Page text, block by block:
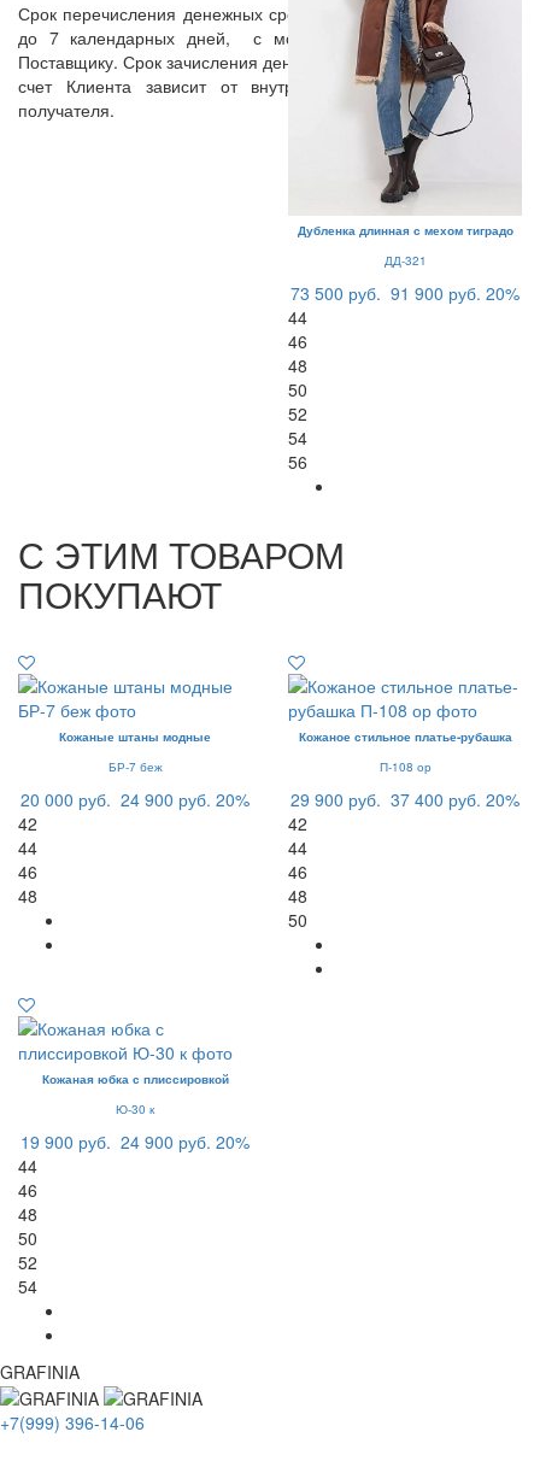
Срок перечисления денежных средств осуществляется в срок
до 7 календарных дней, с момента поступления товара
Поставщику. Срок зачисления денежных средств на расчетный
счет Клиента зависит от внутреннего регламента банка-
получателя.
Дубленка длинная с мехом тиградо
ДД-321
73 500 руб. 91 900 руб. 20%
44
46
48
50
52
54
56
С ЭТИМ ТОВАРОМ
ПОКУПАЮТ
Кожаные штаны модные
БР-7 беж
20 000 руб. 24 900 руб. 20%
42
44
46
48
Кожаное стильное платье-рубашка
П-108 ор
29 900 руб. 37 400 руб. 20%
42
44
46
48
50
Кожаная юбка с плиссировкой
Ю-30 к
19 900 руб. 24 900 руб. 20%
44
46
48
50
52
54
GRAFINIA
+7(999) 396-14-06